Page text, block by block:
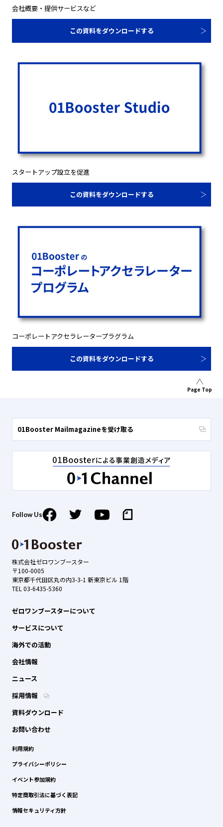
会社概要・提供サービスなど
この資料をダウンロードする
スタートアップ設立を促進
この資料をダウンロードする
コーポレートアクセラレータープラグラム
この資料をダウンロードする
Page Top
株式会社ゼロワンブースター
〒100-0005
東京都千代田区丸の内3-3-1 新東京ビル 1階
TEL 03-6435-5360
ゼロワンブースターについて
サービスについて
海外での活動
会社情報
ニュース
採用情報
資料ダウンロード
お問い合わせ
利用規約
プライバシーポリシー
イベント参加規約
特定商取引法に基づく表記
情報セキュリティ方針
01Booster Mailmagazineを受け取る
Follow Us